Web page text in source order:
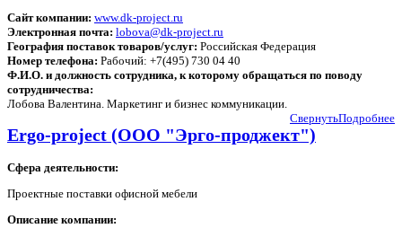
Сайт компании: www.dk-project.ru
Электронная почта: lobova@dk-project.ru
География поставок товаров/услуг: Российская Федерация
Номер телефона: Рабочий: +7(495) 730 04 40
Ф.И.О. и должность сотрудника, к которому обращаться по поводу
сотрудничества:
Лобова Валентина. Маркетинг и бизнес коммуникации.
Подробнее
Свернуть
Ergo-project (ООО "Эрго-проджект")
Сфера деятельности:
Проектные поставки офисной мебели
Описание компании: